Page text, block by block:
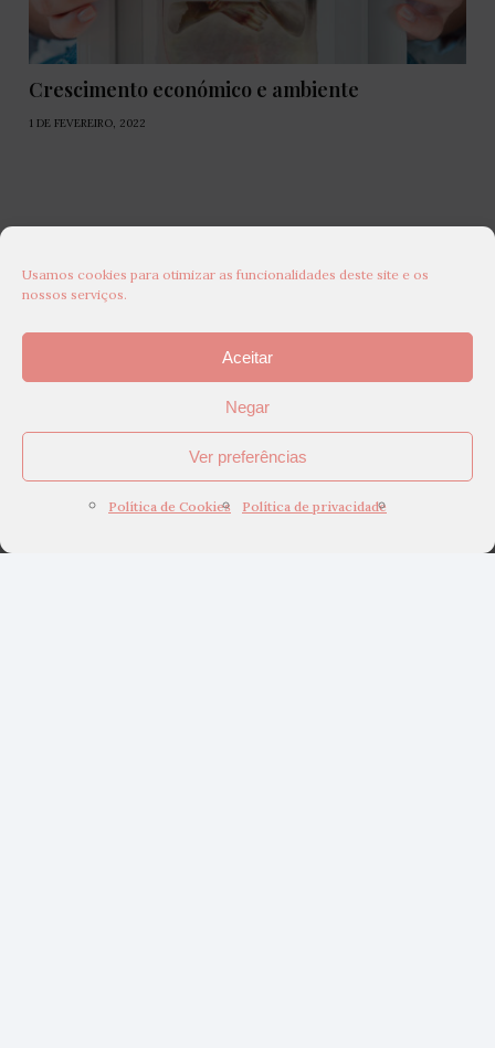
Usamos cookies para otimizar as funcionalidades deste site e os
nossos serviços.
Aceitar
Negar
Ver preferências
Política de Cookies Política de privacidade
Crescimento económico e ambiente
1 DE FEVEREIRO, 2022